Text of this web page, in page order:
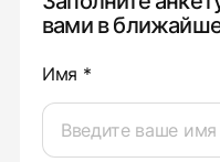
вами в
Имя *